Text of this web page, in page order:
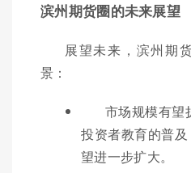
滨州期货圈的未来展望
展望未来，滨州期
景：
市场规模有望
投资者教育的普
望进一步扩大。